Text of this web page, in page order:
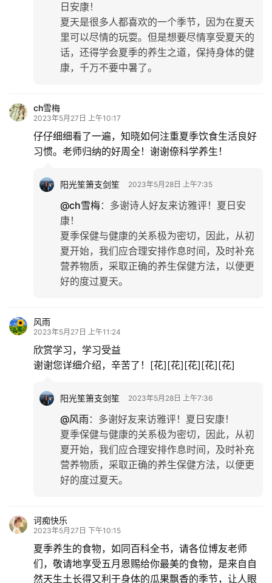
日安康！
夏天是很多人都喜欢的一个季节，因为在夏天
里可以尽情的玩耍。但是想要尽情享受夏天的
话，还得学会夏季的养生之道，保持身体的健
康，千万不要中暑了。
ch雪梅
2023年5月27日 上午10:17
仔仔细细看了一遍，知晓如何注重夏季饮食生活良好
习惯。老师归纳的好周全！谢谢倷科学养生！
阳光笙箫支剑笙 2023年5月28日 上午7:35
@ch雪梅： 多谢诗人好友来访雅评！夏日安
康！
夏季保健与健康的关系极为密切，因此，从初
夏开始，我们应合理安排作息时间，及时补充
营养物质，采取正确的养生保健方法，以便更
好的度过夏天。
风雨
2023年5月27日 上午11:24
欣赏学习，学习受益
谢谢您详细介绍，辛苦了！[花][花][花][花][花]
阳光笙箫支剑笙 2023年5月28日 上午7:36
@风雨： 多谢好友来访雅评！夏日安康！
夏季保健与健康的关系极为密切，因此，从初
夏开始，我们应合理安排作息时间，及时补充
营养物质，采取正确的养生保健方法，以便更
好的度过夏天。
诃痴快乐
2023年5月27日 下午10:15
夏季养生的食物，如同百科全书，请各位博友老师
们，敬请地享受五月恩赐给你最美的食物，是来自自
然天生土长得又利于身体的瓜果飘香的季节，让人眼